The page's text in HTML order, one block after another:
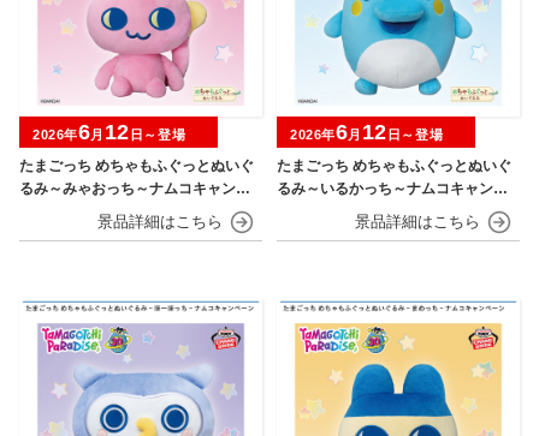
たまごっち めちゃもふぐっとぬいぐ
るみ～みゃおっち～ナムコキャンペ
2026年6月 12 日～登場
たまごっち めちゃもふぐっとぬいぐ
るみ～いるかっち～ナムコキャンペ
2026年6月 12 日～登場